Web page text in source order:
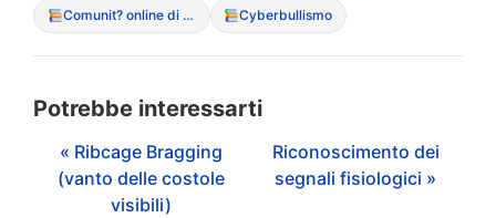
Comunit? online di supporto (positive e negative) Cyberbullismo
Potrebbe interessarti
« Ribcage Bragging
(vanto delle costole
visibili)
Riconoscimento dei
segnali fisiologici »